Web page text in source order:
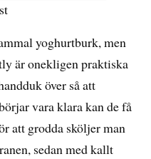
yoghurtburk, men
är onekligen praktiska
över så att
vara klara kan de få
att grodda sköljer man
sedan med kallt